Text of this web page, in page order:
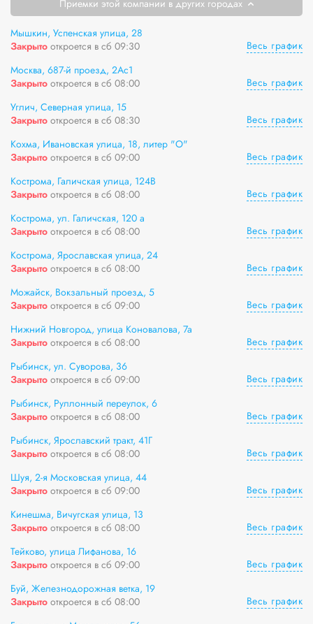
Приемки этой компании в других городах
Мышкин, Успенская улица, 28
Закрыто откроется в сб 09:30
Весь график
Москва, 687-й проезд, 2Ас1
Закрыто откроется в сб 08:00
Весь график
Углич, Северная улица, 15
Закрыто откроется в сб 08:30
Весь график
Кохма, Ивановская улица, 18, литер "О"
Закрыто откроется в сб 09:00
Весь график
Кострома, Галичская улица, 124В
Закрыто откроется в сб 08:00
Весь график
Кострома, ул. Галичская, 120 а
Закрыто откроется в сб 08:00
Весь график
Кострома, Ярославская улица, 24
Закрыто откроется в сб 08:00
Весь график
Можайск, Вокзальный проезд, 5
Закрыто откроется в сб 09:00
Весь график
Нижний Новгород, улица Коновалова, 7а
Закрыто откроется в сб 08:00
Весь график
Рыбинск, ул. Суворова, 36
Закрыто откроется в сб 09:00
Весь график
Рыбинск, Руллонный переулок, 6
Закрыто откроется в сб 08:00
Весь график
Рыбинск, Ярославский тракт, 41Г
Закрыто откроется в сб 08:00
Весь график
Шуя, 2-я Московская улица, 44
Закрыто откроется в сб 09:00
Весь график
Кинешма, Вичугская улица, 13
Закрыто откроется в сб 08:00
Весь график
Тейково, улица Лифанова, 16
Закрыто откроется в сб 09:00
Весь график
Буй, Железнодорожная ветка, 19
Закрыто откроется в сб 08:00
Весь график